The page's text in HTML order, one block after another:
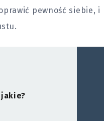
pewność siebie, i